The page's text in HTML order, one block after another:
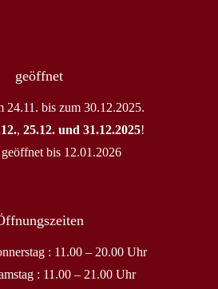
geöffnet
24.11. bis zum 30.12.2025.
, 25.12. und 31.12.2025!
bis 12.01.2026
: 11.00 – 20.00 Uhr
: 11.00 – 21.00 Uhr